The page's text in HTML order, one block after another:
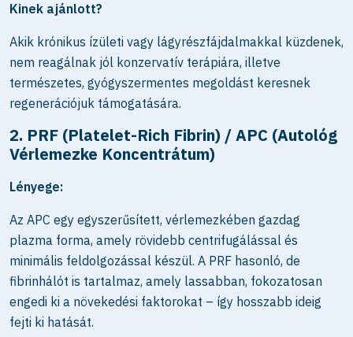
Kinek ajánlott?
Akik krónikus ízületi vagy lágyrészfájdalmakkal küzdenek,
nem reagálnak jól konzervatív terápiára, illetve
természetes, gyógyszermentes megoldást keresnek
regenerációjuk támogatására.
2. PRF (Platelet-Rich Fibrin) / APC (Autológ
Vérlemezke Koncentrátum)
Lényege:
Az APC egy egyszerűsített, vérlemezkében gazdag
plazma forma, amely rövidebb centrifugálással és
minimális feldolgozással készül. A PRF hasonló, de
fibrinhálót is tartalmaz, amely lassabban, fokozatosan
engedi ki a növekedési faktorokat – így hosszabb ideig
fejti ki hatását.